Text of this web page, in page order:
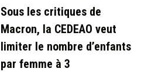
2026"
Sous les critiques de
Macron, la CEDEAO veut
limiter le nombre d’enfants
par femme à 3